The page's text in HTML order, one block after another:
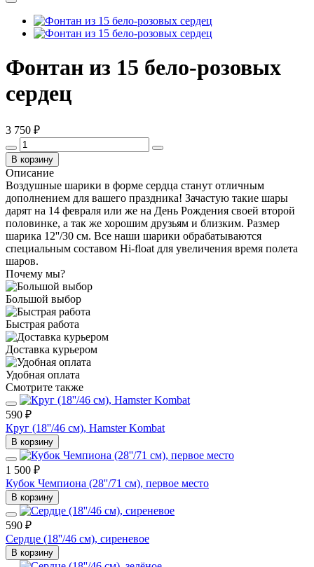
Фонтан из 15 бело-розовых
сердец
3 750 ₽
В корзину
Описание
Воздушные шарики в форме сердца станут отличным
дополнением для вашего праздника! Зачастую такие шары
дарят на 14 февраля или же на День Рождения своей второй
половинке, а так же хорошим друзьям и близким. Размер
шарика 12''/30 см. Все наши шарики обрабатываются
специальным составом Hi-float для увеличения время полета
шаров.
Почему мы?
Большой выбор
Быстрая работа
Доставка курьером
Удобная оплата
Смотрите также
590 ₽
Круг (18''/46 см), Hamster Kombat
В корзину
1 500 ₽
Кубок Чемпиона (28''/71 см), первое место
В корзину
590 ₽
Сердце (18''/46 см), сиреневое
В корзину